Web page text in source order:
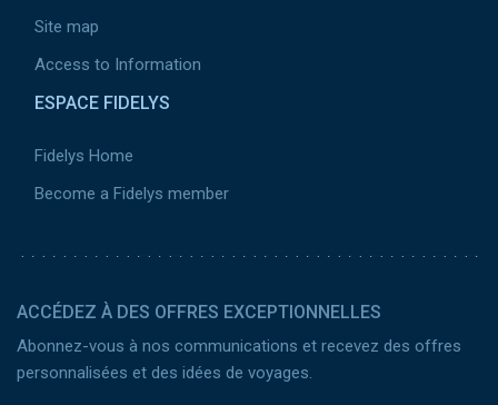
Site map
Access to Information
ESPACE FIDELYS
Fidelys Home
Become a Fidelys member
ACCÉDEZ À DES OFFRES EXCEPTIONNELLES
Abonnez-vous à nos communications et recevez des offres
personnalisées et des idées de voyages.